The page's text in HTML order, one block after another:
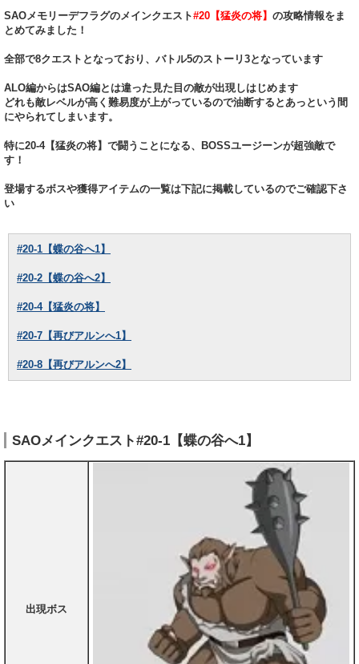
SAOメモリーデフラグのメインクエスト#20【猛炎の将】 の攻略情報をま
とめてみました！
全部で8クエストとなっており、バトル5のストーリ3となっています
ALO編からはSAO編とは違った見た目の敵が出現しはじめます
どれも敵レベルが高く難易度が上がっているので油断するとあっという間
にやられてしまいます。
特に20-4【猛炎の将】で闘うことになる、BOSSユージーンが超強敵で
す！
登場するボスや獲得アイテムの一覧は下記に掲載しているのでご確認下さ
い
#20-1【蝶の谷へ1】
#20-2【蝶の谷へ2】
#20-4【猛炎の将】
#20-7【再びアルンへ1】
#20-8【再びアルンへ2】
SAOメインクエスト#20-1【蝶の谷へ1】
出現ボス